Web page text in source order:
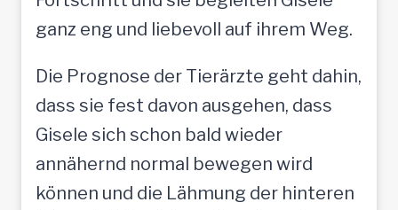
ganz eng und liebevoll auf ihrem Weg.
Die Prognose der Tierärzte geht dahin,
dass sie fest davon ausgehen, dass
Gisele sich schon bald wieder
annähernd normal bewegen wird
können und die Lähmung der hinteren